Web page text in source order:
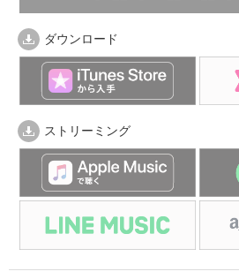
ダウンロード
ストリーミング